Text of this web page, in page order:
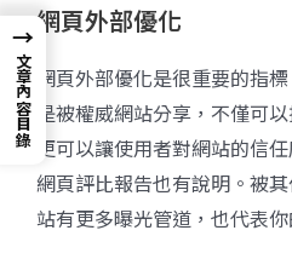
網頁外部優化
網頁外部優化是很重要的指
是被權威網站分享，不僅可
更可以讓使用者對網站的信
網頁評比報告也有說明。被
站有更多曝光管道，也代表
→
文章內容目錄